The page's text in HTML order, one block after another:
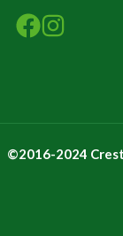
©2016-2024